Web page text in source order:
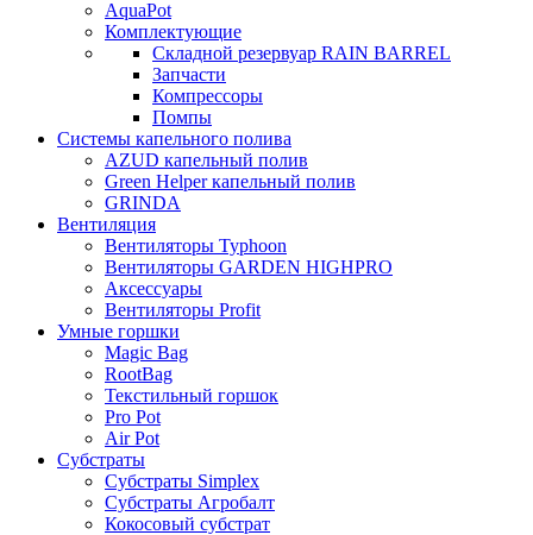
AquaPot
Комплектующие
Складной резервуар RAIN BARREL
Запчасти
Компрессоры
Помпы
Системы капельного полива
AZUD капельный полив
Green Helper капельный полив
GRINDA
Вентиляция
Вентиляторы Typhoon
Вентиляторы GARDEN HIGHPRO
Аксессуары
Вентиляторы Profit
Умные горшки
Magic Bag
RootBag
Текстильный горшок
Pro Pot
Air Pot
Субстраты
Субстраты Simplex
Субстраты Агробалт
Кокосовый субстрат